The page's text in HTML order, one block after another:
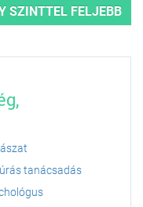
SZINTTEL FELJEBB
tanácsadás